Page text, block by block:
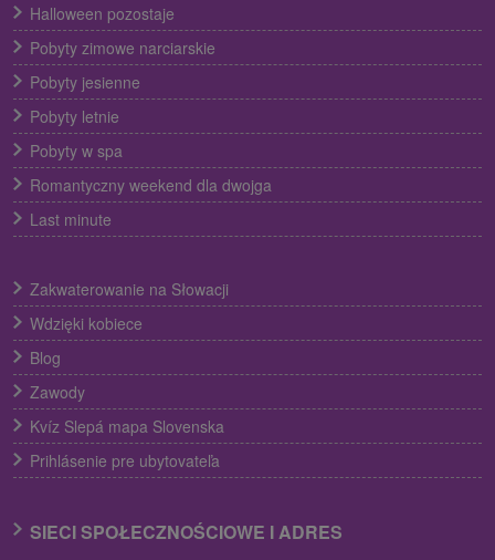
Halloween pozostaje
Pobyty zimowe narciarskie
Pobyty jesienne
Pobyty letnie
Pobyty w spa
Romantyczny weekend dla dwojga
Last minute
Zakwaterowanie na Słowacji
Wdzięki kobiece
Blog
Zawody
Kvíz Slepá mapa Slovenska
Prihlásenie pre ubytovateľa
SIECI SPOŁECZNOŚCIOWE I ADRES